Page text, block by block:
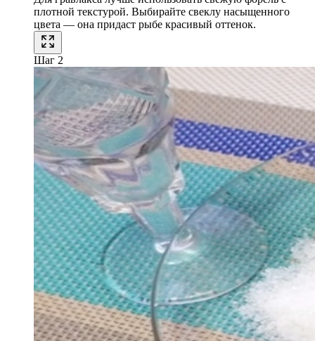
плотной текстурой. Выбирайте свеклу насыщенного
цвета — она придаст рыбе красивый оттенок.
Шаг 2